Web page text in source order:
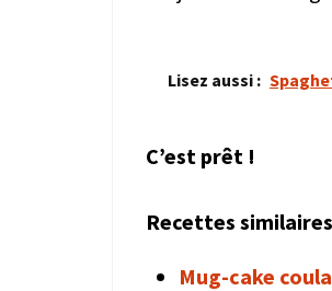
Lisez aussi :
C’est prêt !
Recettes
Mug-cake